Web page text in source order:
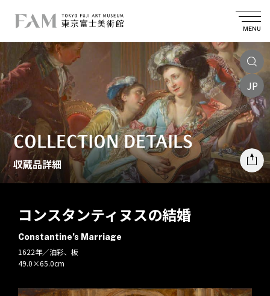
MENU
JP
COLLECTION DETAILS
収蔵品詳細
コンスタンティヌスの結婚
Constantine’s Marriage
1622年／油彩、板
49.0×65.0cm